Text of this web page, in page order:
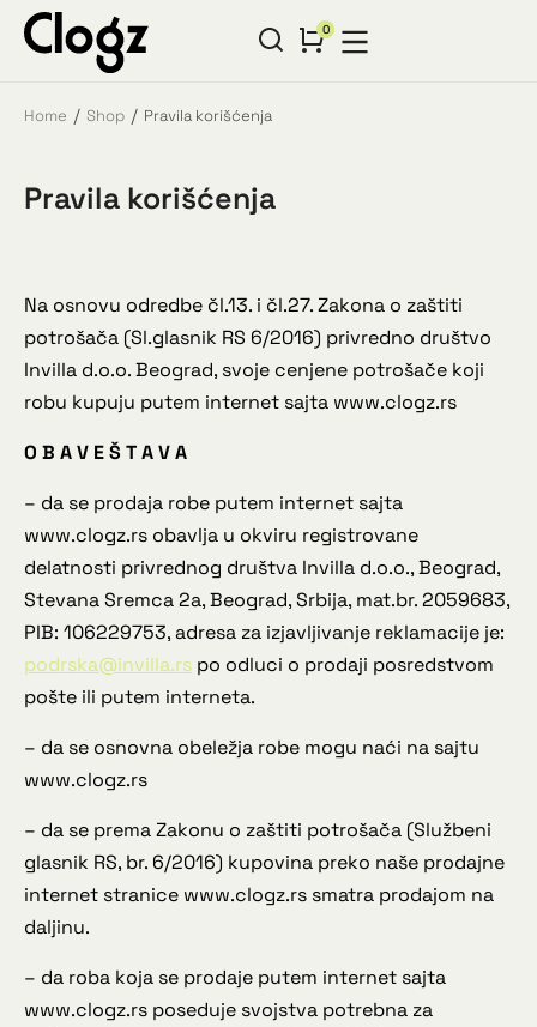
You are here:
Home Shop Pravila korišćenja
Pravila korišćenja
Na osnovu odredbe čl.13. i čl.27. Zakona o zaštiti
potrošača (Sl.glasnik RS 6/2016) privredno društvo
Invilla d.o.o. Beograd, svoje cenjene potrošače koji
robu kupuju putem internet sajta www.clogz.rs
O B A V E Š T A V A
– da se prodaja robe putem internet sajta
www.clogz.rs obavlja u okviru registrovane
delatnosti privrednog društva Invilla d.o.o., Beograd,
Stevana Sremca 2a, Beograd, Srbija, mat.br. 2059683,
PIB: 106229753, adresa za izjavljivanje reklamacije je:
podrska@invilla.rs po odluci o prodaji posredstvom
pošte ili putem interneta.
– da se osnovna obeležja robe mogu naći na sajtu
www.clogz.rs
– da se prema Zakonu o zaštiti potrošača (Službeni
glasnik RS, br. 6/2016) kupovina preko naše prodajne
internet stranice www.clogz.rs smatra prodajom na
daljinu.
– da roba koja se prodaje putem internet sajta
www.clogz.rs poseduje svojstva potrebna za